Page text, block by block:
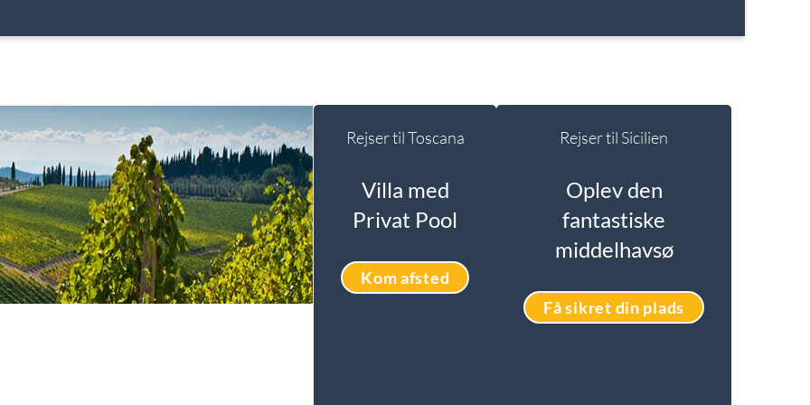
Rejser til Toscana
Villa med
Privat Pool
Kom afsted
Rejser til Sicilien
Oplev den
fantastiske
middelhavsø
Få sikret din plads